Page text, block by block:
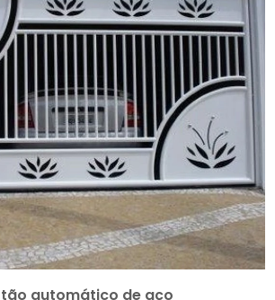
automático de aço